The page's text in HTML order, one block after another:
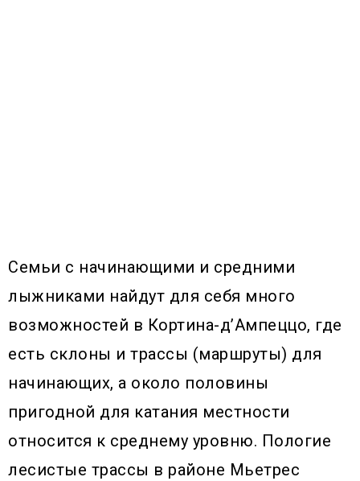
Семьи с начинающими и средними
лыжниками найдут для себя много
возможностей в Кортина-д’Ампеццо, где
есть склоны и трассы (маршруты) для
начинающих, а около половины
пригодной для катания местности
относится к среднему уровню. Пологие
лесистые трассы в районе Мьетрес